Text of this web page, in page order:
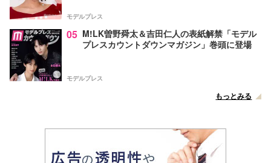
モデルプレス
05 M!LK曽野舜太＆吉田仁人の表紙解禁「モデル
プレスカウントダウンマガジン」巻頭に登場
モデルプレス
もっとみる